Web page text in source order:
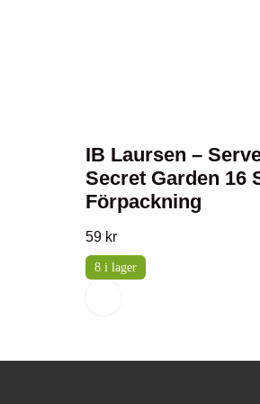
IB Laursen –
Secret Garden 16
Förpackning
59 kr
8 i lager